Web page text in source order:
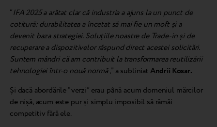
“IFA 2025 a arătat clar că industria a ajuns la un punct de
cotitură: durabilitatea a încetat să mai fie un moft și a
devenit baza strategiei. Soluțiile noastre de Trade-in și de
recuperare a dispozitivelor răspund direct acestei solicitări.
Suntem mândri că am contribuit la transformarea reutilizării
tehnologiei într-o nouă normă,” a subliniatAndrii Kosar.
Și dacă abordările “verzi” erau până acum domeniul mărcilor
de nișă, acum este pur și simplu imposibil să rămâi
competitiv fără ele.